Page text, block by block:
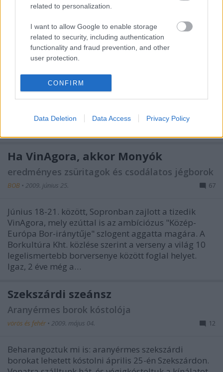
related to personalization.
I want to allow Google to enable storage
related to security, including authentication
functionality and fraud prevention, and other
user protection.
CONFIRM
Data Deletion Data Access Privacy Policy
A mély torok kipakol
alföldi merlot•2009. szeptember 07.
Nem bízom a borversenyekben. Elsősorban azért,
mert az eredmények ritkán találkoznak az én
értékítéletemmel. Mondhatnánk, hogy ízlésről
fölösleges rendezni. Tegyük föl, hogy a magyarázat
Ha VinAgora, akkor Monyók
eredményes zsüritagok és csodálatos jégborok
BOB • 2009. június 25. 67
Június 18-21. között, Sopronban zajlott a tizedik
VinAgora, mely ezúttal is az ambíciózus "Közép-
Európa Bor-iránytűje" szlogent aggatta magára. A
Borkultúra Kht. közlése szerint a verseny a világ 10
legelismertebb borversenye között foglal helyet.
Igaz, 2 éve még a…
Szekszárdi szeánsz
Aranyérmes borok kóstolója
vörös és fehér • 2009. május 04. 12
Beharangoztuk mi is: aranyérmes szekszárdi
borokat lehetett kóstolni április 25-én Szekszárdon.